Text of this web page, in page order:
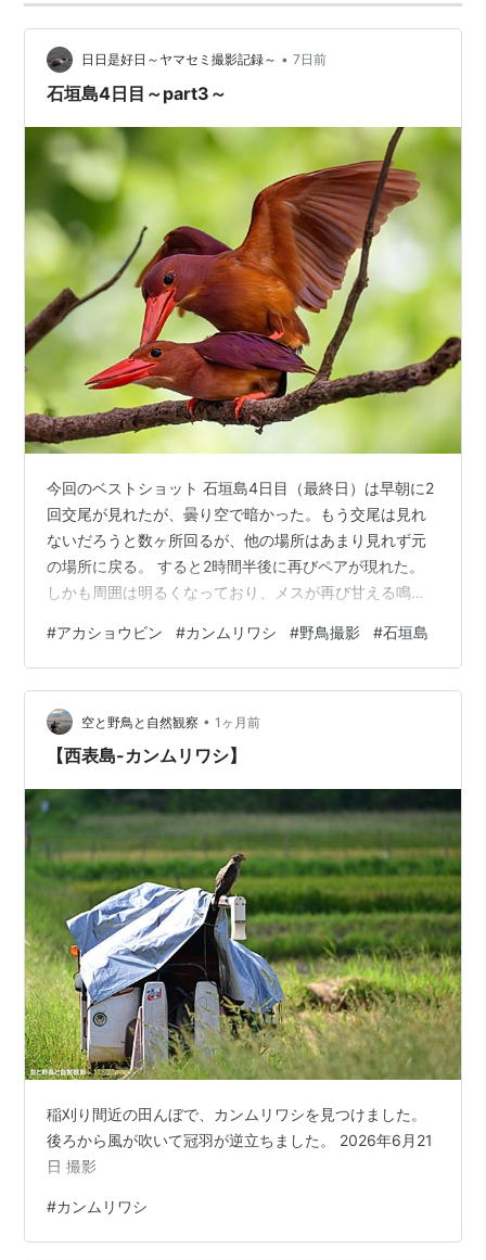
日日是好日～ヤマセミ撮影記録～ • 7日前
石垣島4日目～part3～
今回のベストショット 石垣島4日目（最終日）は早朝に2
回交尾が見れたが、曇り空で暗かった。もう交尾は見れ
ないだろうと数ヶ所回るが、他の場所はあまり見れず元
の場所に戻る。 すると2時間半後に再びペアが現れた。
しかも周囲は明るくなっており、メスが再び甘える鳴き
前回は暗くSS1/50と1/160だったが、今回はSS1/1250、
EXP-1.0、ISO6400で撮影できピンボケやブレの少なく
なった。今回のシーンは、今後撮影できないと思えるぐ
らい最高のシーンだった。他にもオスからメスへ大きな
クモを給餌したシーンや食事、カンムリワシも撮影でき
#アカショウビン #カンムリワシ #野鳥撮影 #石垣島
空と野鳥と自然観察 • 1ヶ月前
【西表島-カンムリワシ】
稲刈り間近の田んぼで、カンムリワシを見つけました。
後ろから風が吹いて冠羽が逆立ちました。 2026年6月21
日 撮影
#カンムリワシ